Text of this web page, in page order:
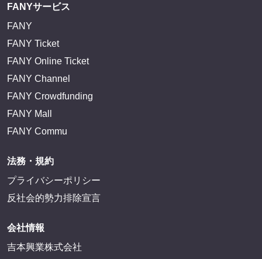
FANYサービス
FANY
FANY Ticket
FANY Online Ticket
FANY Channel
FANY Crowdfunding
FANY Mall
FANY Commu
法務・規約
プライバシーポリシー
反社会的勢力排除宣言
会社情報
吉本興業株式会社